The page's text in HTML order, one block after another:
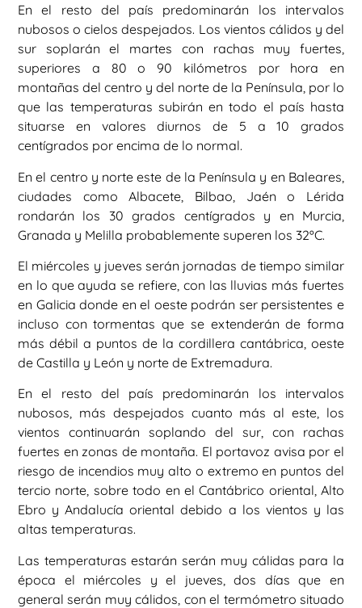
En el resto del país predominarán los intervalos
nubosos o cielos despejados. Los vientos cálidos y del
sur soplarán el martes con rachas muy fuertes,
superiores a 80 o 90 kilómetros por hora en
montañas del centro y del norte de la Península, por lo
que las temperaturas subirán en todo el país hasta
situarse en valores diurnos de 5 a 10 grados
centígrados por encima de lo normal.
En el centro y norte este de la Península y en Baleares,
ciudades como Albacete, Bilbao, Jaén o Lérida
rondarán los 30 grados centígrados y en Murcia,
Granada y Melilla probablemente superen los 32ºC.
El miércoles y jueves serán jornadas de tiempo similar
en lo que ayuda se refiere, con las lluvias más fuertes
en Galicia donde en el oeste podrán ser persistentes e
incluso con tormentas que se extenderán de forma
más débil a puntos de la cordillera cantábrica, oeste
de Castilla y León y norte de Extremadura.
En el resto del país predominarán los intervalos
nubosos, más despejados cuanto más al este, los
vientos continuarán soplando del sur, con rachas
fuertes en zonas de montaña. El portavoz avisa por el
riesgo de incendios muy alto o extremo en puntos del
tercio norte, sobre todo en el Cantábrico oriental, Alto
Ebro y Andalucía oriental debido a los vientos y las
altas temperaturas.
Las temperaturas estarán serán muy cálidas para la
época el miércoles y el jueves, dos días que en
general serán muy cálidos, con el termómetro situado